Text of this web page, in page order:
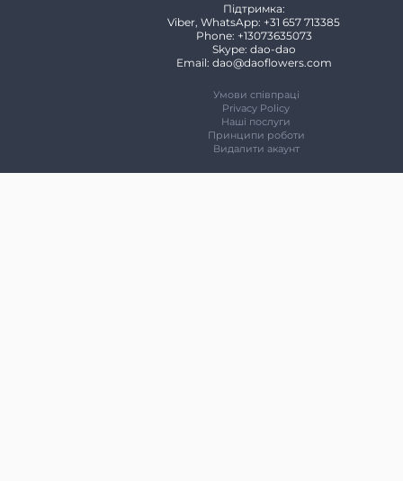
Підтримка:
Viber, WhatsApp: +31 657 713385
Phone: +13073635073
Skype: dao-dao
Email: dao@daoflowers.com
Умови співпраці
Privacy Policy
Наші послуги
Принципи роботи
Видалити акаунт